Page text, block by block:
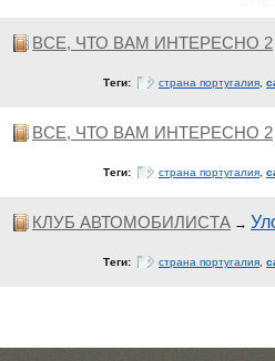
ВСЕ, ЧТО ВАМ ИНТЕРЕСНО 2
Теги: страна португалия
ВСЕ, ЧТО ВАМ ИНТЕРЕСНО 2
Теги: страна португалия
КЛУБ АВТОМОБИЛИСТА →
Теги: страна португалия